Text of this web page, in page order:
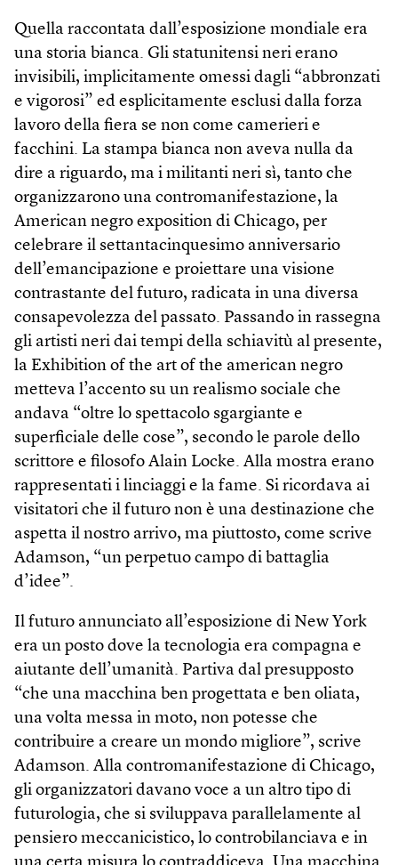
Quella raccontata dall’esposizione mondiale era
una storia bianca. Gli statunitensi neri erano
invisibili, implicitamente omessi dagli “abbronzati
e vigorosi” ed esplicitamente esclusi dalla forza
lavoro della fiera se non come camerieri e
facchini. La stampa bianca non aveva nulla da
dire a riguardo, ma i militanti neri sì, tanto che
organizzarono una contro­manifestazione, la
American negro exposition di Chicago, per
celebrare il settantacinquesimo anniversario
dell’emancipazione e proiettare una visione
contrastante del futuro, radicata in una diversa
consapevolezza del passato. Passando in rassegna
gli artisti neri dai tempi della schiavitù al presente,
la Exhibition of the art of the american negro
metteva l’accento su un realismo sociale che
andava “oltre lo spettacolo sgargiante e
superficiale delle cose”, secondo le parole dello
scrittore e filosofo Alain Locke. Alla mostra erano
rappresentati i linciaggi e la fame. Si ricordava ai
visitatori che il futuro non è una destinazione che
aspetta il nostro arrivo, ma piuttosto, come scrive
Adamson, “un perpetuo campo di battaglia
d’idee”.
Il futuro annunciato all’esposizione di New York
era un posto dove la tecnologia era compagna e
aiutante dell’umanità. Partiva dal presupposto
“che una macchina ben progettata e ben oliata,
una volta messa in moto, non potesse che
contribuire a creare un mondo migliore”, scrive
Adamson. Alla contromanifestazione di Chicago,
gli organizzatori davano voce a un altro tipo di
futurologia, che si sviluppava parallelamente al
pensiero meccanicistico, lo controbilanciava e in